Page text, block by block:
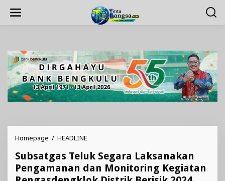
Homepage / HEADLINE
Segara
Laksanakan
Pengamanan
Subsatgas Teluk Segara Laksanakan
Pengamanan dan Monitoring Kegiatan